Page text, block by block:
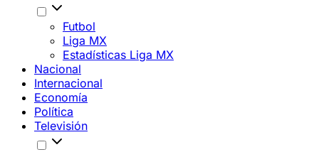
Futbol
Liga MX
Estadísticas Liga MX
Nacional
Internacional
Economía
Política
Televisión